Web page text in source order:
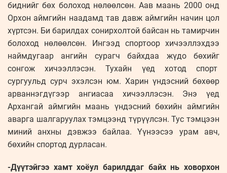
биднийг бөх болоход нөлөөлсөн. Аав маань 2000 онд
Орхон аймгийн наадамд тав давж аймгийн начин цол
хүртсэн. Би барилдах сонирхолтой байсан нь тамирчин
болоход нөлөөлсөн. Ингээд спортоор хичээллэхдээ
наймдугаар ангийн сурагч байхдаа жүдо бөхийг
сонгож хичээллэсэн. Тухайн үед хотод спорт
сургуульд сурч эхэлсэн юм. Харин үндэсний бөхөөр
арваннэгдүгээр ангиасаа хичээллэсэн. Энэ үед
Архангай аймгийн маань үндэсний бөхийн аймгийн
аварга шалгаруулах тэмцээнд түрүүлсэн. Тус тэмцээн
миний анхны дэвжээ байлаа. Үүнээсээ урам авч,
бөхийн спортод дурласан.
-Дүүтэйгээ хамт хоёул барилддаг байх нь ховорхон